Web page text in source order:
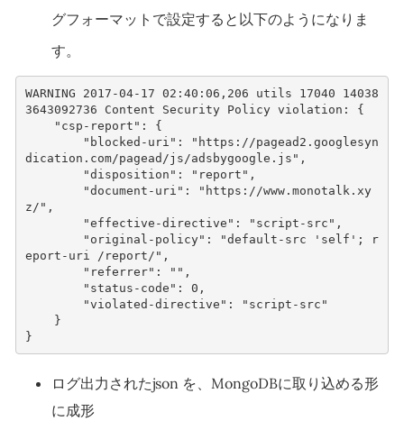
グフォーマットで設定すると以下のようになりま
す。
WARNING 2017-04-17 02 : 40 : 06 , 206 utils 17040
14038
3643092736
Content Securi ty Policy violation :
{
"csp-report" :
{
"blocked-uri" :
"https://pagead2.googlesyn
dication.com/pagead/js/adsbygoogle.js" ,
"disposition" : "report" ,
"document-uri" :
"https://www.monotalk.xy
z/" ,
"effective-directive" : "script-src" ,
"original-policy" :
"default-src 'self'; r
eport-uri /report/" ,
"referrer" : "" ,
"status-code" : 0 ,
"violated-directive" :
"script-src"
}
}
ログ出力されたjson を、MongoDBに取り込める形
に成形